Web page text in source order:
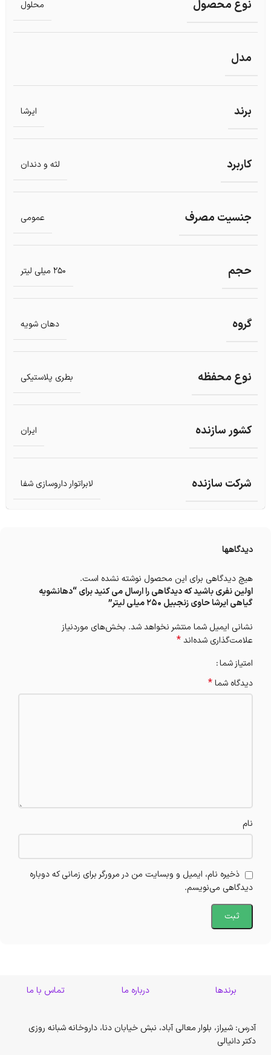
نوع محصول محلول
مدل
برند ایرشا
کاربرد لثه و دندان
جنسیت مصرف عمومی
حجم 250 میلی لیتر
گروه دهان شویه
نوع محفظه بطری پلاستیکی
کشور سازنده ایران
شرکت سازنده لابراتوار داروسازی شفا
دیدگاهها
هیچ دیدگاهی برای این محصول نوشته نشده است.
اولین نفری باشید که دیدگاهی را ارسال می کنید برای “دهانشویه
گیاهی ایرشا حاوی زنجبیل 250 میلی لیتر”
نشانی ایمیل شما منتشر نخواهد شد. بخش‌های موردنیاز
علامت‌گذاری شده‌اند*
امتیاز شما
دیدگاه شما*
نام
ذخیره نام، ایمیل و وبسایت من در مرورگر برای زمانی که دوباره
دیدگاهی می‌نویسم.
برندها درباره ما تماس با ما
آدرس: شیراز، بلوار معالی آباد، نبش خیابان دنا، داروخانه شبانه روزی
دکتر دانیالی